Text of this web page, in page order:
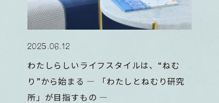
2025 .06.12
わたしらしいライフスタイルは、“ねむ
り”から始まる ― 「わたしとねむり研究
所」が目指すもの ―